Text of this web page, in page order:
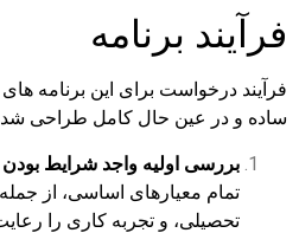
فرآیند برنامه
فرآیند درخواست برای این برنامه
ساده و در عین حال کامل طراحی
بررسی اولیه واجد شرایط بودن
تمام معیارهای اساسی، از
تحصیلی، و تجربه کاری را